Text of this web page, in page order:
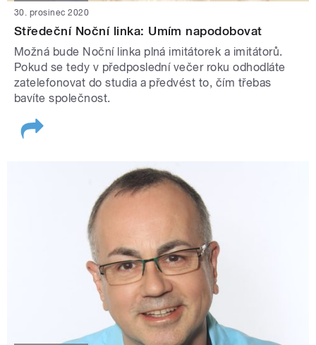
30. prosinec 2020
Středeční Noční linka: Umím napodobovat
Možná bude Noční linka plná imitátorek a imitátorů.
Pokud se tedy v předposlední večer roku odhodláte
zatelefonovat do studia a předvést to, čím třebas
bavíte společnost.